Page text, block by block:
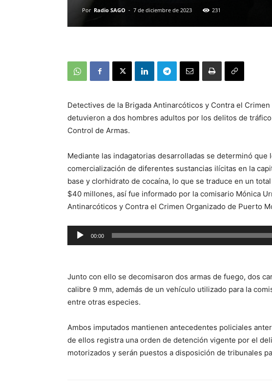
Por Radio SAGO - 7 de diciembre de 2023 231
Detectives de la Brigada Antinarcóticos y Contra el
detuvieron a dos hombres adultos por los delitos de
Control de Armas.
Mediante las indagatorias desarrolladas se determinó que
comercialización de diferentes sustancias ilícitas en la
base y clorhidrato de cocaína, lo que se traduce en un
$40 millones, así fue informado por la comisario Mónica
Antinarcóticos y Contra el Crimen Organizado de Puerto
Reproductor
de
00:00
Junto con ello se decomisaron dos armas de fuego, dos
calibre 9 mm, además de un vehículo utilizado para la
entre otras especies.
Ambos imputados mantienen antecedentes policiales
de ellos registra una orden de detención vigente por el
motorizados y serán puestos a disposición de tribunales